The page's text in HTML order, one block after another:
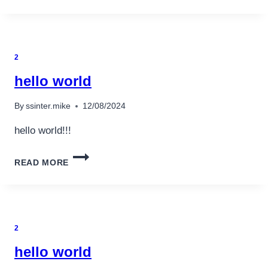
2
hello world
By ssinter.mike 12/08/2024
hello world!!!
READ MORE
HELLO
2
hello world